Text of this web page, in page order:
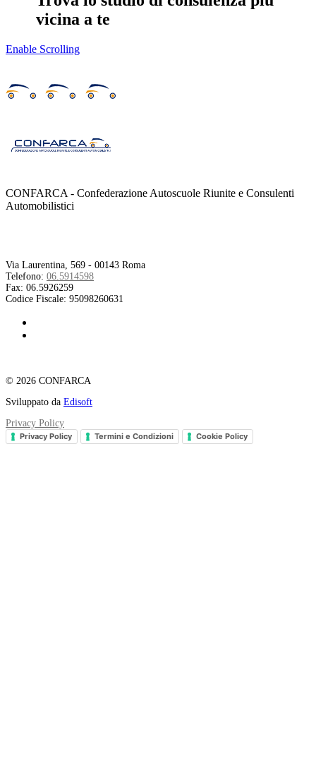
vicina a te
Enable Scrolling
CONFARCA - Confederazione Autoscuole Riunite e Consulenti
Automobilistici
Via Laurentina, 569 - 00143 Roma
Telefono: 06.5914598
Fax: 06.5926259
Codice Fiscale: 95098260631
© 2026 CONFARCA
Sviluppato da Edisoft
Privacy Policy
Privacy Policy Termini e Condizioni Cookie Policy